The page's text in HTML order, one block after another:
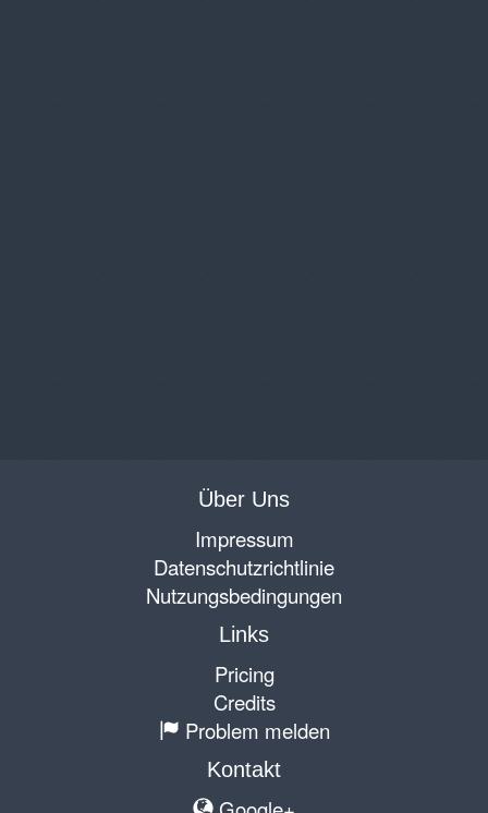
Über Uns
Impressum
Datenschutzrichtlinie
Nutzungsbedingungen
Links
Pricing
Credits
Problem melden
Kontakt